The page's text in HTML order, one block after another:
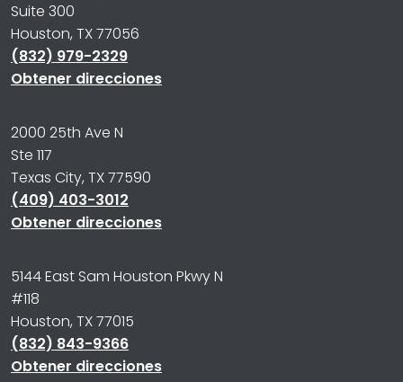
Suite 300
Houston, TX 77056
(832) 979-2329
Obtener direcciones
2000 25th Ave N
Ste 117
Texas City, TX 77590
(409) 403-3012
Obtener direcciones
5144 East Sam Houston Pkwy N
#118
Houston, TX 77015
(832) 843-9366
Obtener direcciones